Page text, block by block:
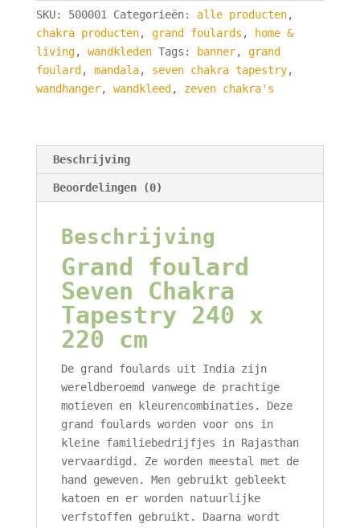
zeven
chakra
wandkleed
220
SKU: 500001 Categorieën: alle producten,
chakra producten, grand foulards ,
home &
living, wandkleden Tags: banner, grand
foulard , mandala, seven chakra tapestry,
wandhanger, wandkleed , zeven chakra's
Beschrijving
Beoordelingen (0)
Beschrijving
Grand foulard
Seven Chakra
Tapestry 240 x
220 cm
De grand foulards uit India zijn
wereldberoemd vanwege de prachtige
motieven en kleurencombinaties. Deze
grand foulards worden voor ons in
kleine familiebedrijfjes in Rajasthan
vervaardigd. Ze worden meestal met de
hand geweven. Men gebruikt gebleekt
katoen en er worden natuurlijke
verfstoffen gebruikt. Daarna wordt